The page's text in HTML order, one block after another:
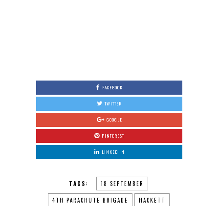
FACEBOOK
TWITTER
GOOGLE
PINTEREST
LINKED IN
TAGS: 18 SEPTEMBER
4TH PARACHUTE BRIGADE HACKETT